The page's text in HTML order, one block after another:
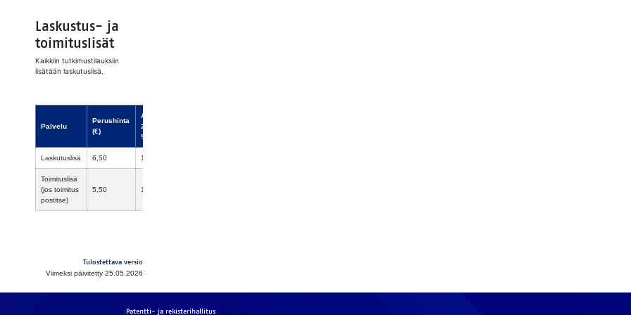
Laskustus- ja
toimituslisät
Kaikkiin tutkimustilauksiin
lisätään laskutuslisä.
Palvelu
Perushinta
(€)
ALV
25,5
%
Laskutuslisä 6,50 1,66
Toimituslisä
(jos toimitus
postitse)
5,50 1,40
Tulostettava versio
Viimeksi päivitetty 25.05.2026
Patentti- ja rekisterihallitus